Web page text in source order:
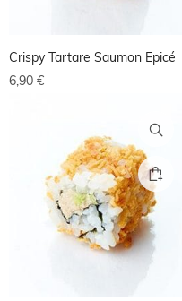
Crispy Tartare Saumon Epicé
6,90 €